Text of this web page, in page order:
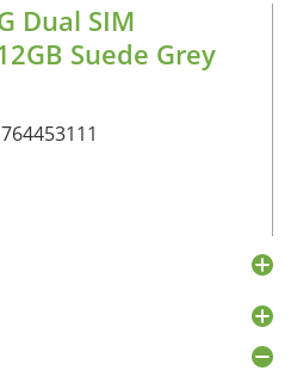
Dual SIM
Suede Grey